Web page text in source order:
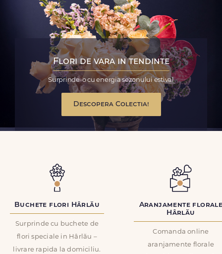
Flori de vara in tendinte
Surprinde-o cu energia sezonului estival
Descopera Colectia!
Buchete flori Hârlău
Surprinde cu buchete de
flori speciale in Hârlău –
livrare rapida la domiciliu.
Aranjamente
Hârlău
Comanda online
aranjamente florale